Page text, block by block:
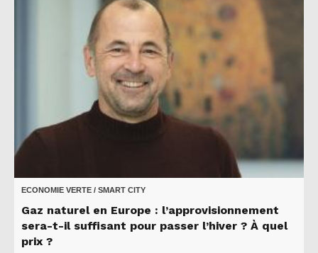
ECONOMIE VERTE / SMART CITY
Gaz naturel en Europe : l’approvisionnement
sera-t-il suffisant pour passer l’hiver ? À quel
prix ?